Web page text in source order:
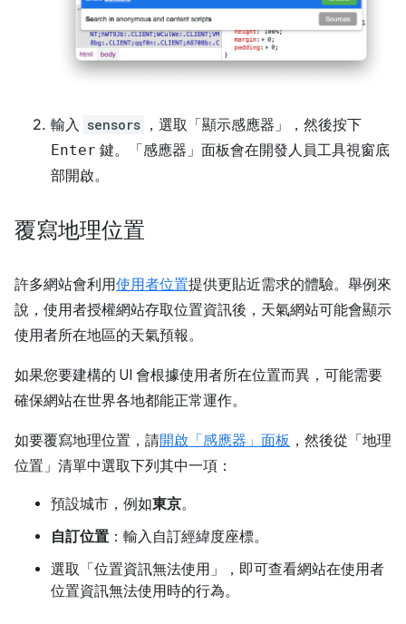
輸入 sensors ，選取「顯示感應器」 ，然後按下
Enter 鍵。「感應器」 面板會在開發人員工具視窗底
部開啟。
覆寫地理位置
許多網站會利用使用者位置提供更貼近需求的體驗。舉例來
說，使用者授權網站存取位置資訊後，天氣網站可能會顯示
使用者所在地區的天氣預報。
如果您要建構的 UI 會根據使用者所在位置而異，可能需要
確保網站在世界各地都能正常運作。
如要覆寫地理位置，請開啟「感應器」 面板 ，然後從「地理
位置」 清單中選取下列其中一項：
預設城市，例如東京。
自訂位置 ：輸入自訂經緯度座標。
選取「位置資訊無法使用」
，即可查看網站在使用者
位置資訊無法使用時的行為。